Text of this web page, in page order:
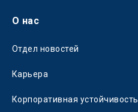
О нас
Отдел новостей
Карьера
Корпоративная устойчивость